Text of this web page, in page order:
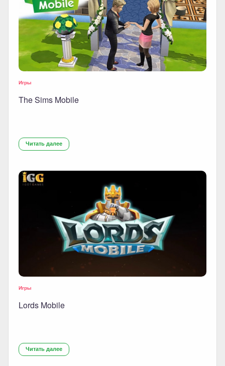
Игры
The Sims Mobile
Читать далее
Игры
Lords Mobile
Читать далее